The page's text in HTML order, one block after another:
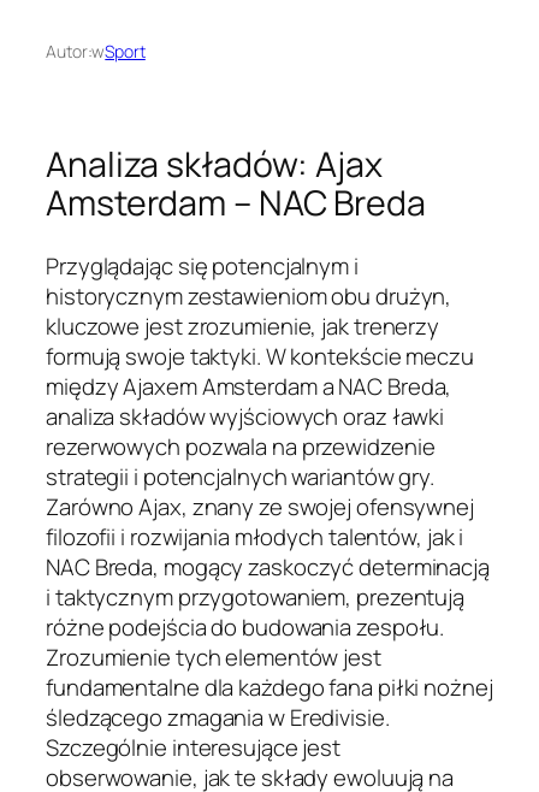
Autor:wSport
Analiza składów: Ajax
Amsterdam – NAC Breda
Przyglądając się potencjalnym i
historycznym zestawieniom obu drużyn,
kluczowe jest zrozumienie, jak trenerzy
formują swoje taktyki. W kontekście meczu
między Ajaxem Amsterdam a NAC Breda,
analiza składów wyjściowych oraz ławki
rezerwowych pozwala na przewidzenie
strategii i potencjalnych wariantów gry.
Zarówno Ajax, znany ze swojej ofensywnej
filozofii i rozwijania młodych talentów, jak i
NAC Breda, mogący zaskoczyć determinacją
i taktycznym przygotowaniem, prezentują
różne podejścia do budowania zespołu.
Zrozumienie tych elementów jest
fundamentalne dla każdego fana piłki nożnej
śledzącego zmagania w Eredivisie.
Szczególnie interesujące jest
obserwowanie, jak te składy ewoluują na